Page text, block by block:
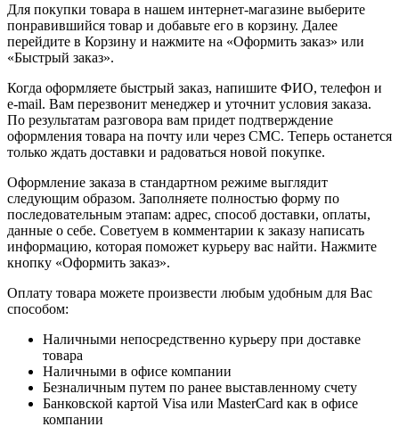
Для покупки товара в нашем интернет-магазине выберите
понравившийся товар и добавьте его в корзину. Далее
перейдите в Корзину и нажмите на «Оформить заказ» или
«Быстрый заказ».
Когда оформляете быстрый заказ, напишите ФИО, телефон и
e-mail. Вам перезвонит менеджер и уточнит условия заказа.
По результатам разговора вам придет подтверждение
оформления товара на почту или через СМС. Теперь останется
только ждать доставки и радоваться новой покупке.
Оформление заказа в стандартном режиме выглядит
следующим образом. Заполняете полностью форму по
последовательным этапам: адрес, способ доставки, оплаты,
данные о себе. Советуем в комментарии к заказу написать
информацию, которая поможет курьеру вас найти. Нажмите
кнопку «Оформить заказ».
Оплату товара можете произвести любым удобным для Вас
способом:
Наличными непосредственно курьеру при доставке
товара
Наличными в офисе компании
Безналичным путем по ранее выставленному счету
Банковской картой Visa или MasterCard как в офисе
компании